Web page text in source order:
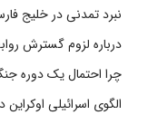
نبرد تمدنی در خلیج
درباره لزوم گسترش
چرا احتمال یک دوره
الگوی اسرائیلی اوکراین